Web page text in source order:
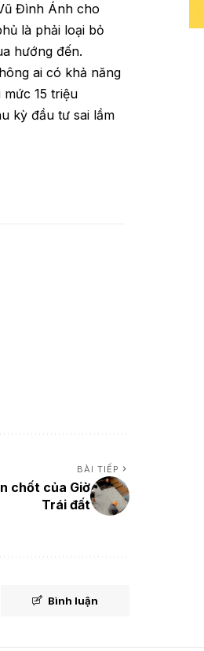
Đình Ánh cho
là phải loại bỏ
hướng đến.
ai có khả năng
mức 15 triệu
kỳ đầu tư sai lầm
BÀI TIẾP
chốt của Giờ
Trái đất
Bình luận